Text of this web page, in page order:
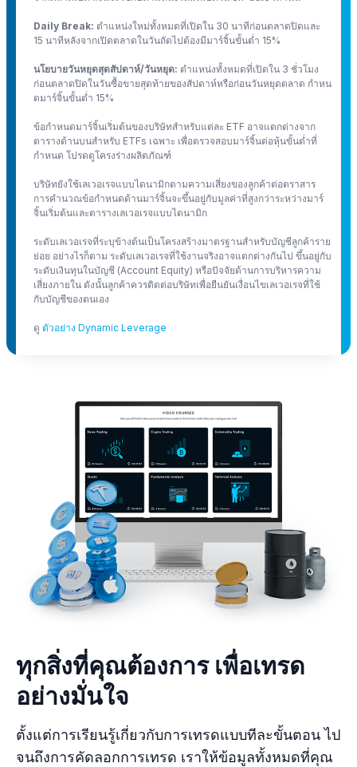
Daily Break: ตำแหน่งใหม่ทั้งหมดที่เปิดใน 30 นาทีก่อนตลาดปิดและ
15 นาทีหลังจากเปิดตลาดในวันถัดไปต้องมีมาร์จิ้นขั้นต่ำ 15%
นโยบายวันหยุดสุดสัปดาห์/วันหยุด: ตำแหน่งทั้งหมดที่เปิดใน 3 ชั่วโมง
ก่อนตลาดปิดในวันซื้อขายสุดท้ายของสัปดาห์หรือก่อนวันหยุดตลาด กำหน
ดมาร์จิ้นขั้นต่ำ 15%
ข้อกำหนดมาร์จิ้นเริ่มต้นของบริษัทสำหรับแต่ละ ETF อาจแตกต่างจาก
ตารางด้านบนสำหรับ ETFs เฉพาะ เพื่อตรวจสอบมาร์จิ้นต่อหุ้นขั้นต่ำที่
กำหนด โปรดดูโครงร่างผลิตภัณฑ์
บริษัทยังใช้เลเวอเรจแบบไดนามิกตามความเสี่ยงของลูกค้าต่อตราสาร
การคำนวณข้อกำหนดด้านมาร์จิ้นจะขึ้นอยู่กับมูลค่าที่สูงกว่าระหว่างมาร์
จิ้นเริ่มต้นและตารางเลเวอเรจแบบไดนามิก
ระดับเลเวอเรจที่ระบุข้างต้นเป็นโครงสร้างมาตรฐานสำหรับบัญชีลูกค้าราย
ย่อย อย่างไรก็ตาม ระดับเลเวอเรจที่ใช้งานจริงอาจแตกต่างกันไป ขึ้นอยู่กับ
ระดับเงินทุนในบัญชี (Account Equity) หรือปัจจัยด้านการบริหารความ
เสี่ยงภายใน ดังนั้นลูกค้าควรติดต่อบริษัทเพื่อยืนยันเงื่อนไขเลเวอเรจที่ใช้
กับบัญชีของตนเอง
ดู ตัวอย่าง Dynamic Leverage
ทุกสิ่งที่คุณต้องการ เพื่อเทรด
อย่างมั่นใจ
ตั้งแต่การเรียนรู้เกี่ยวกับการเทรดแบบทีละขั้นตอน ไป
จนถึงการคัดลอกการเทรด เราให้ข้อมูลทั้งหมดที่คุณ